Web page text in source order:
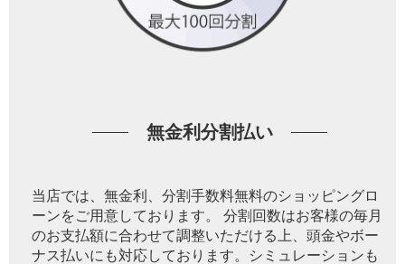
無金利分割払い
当店では、無金利、分割手数料無料のショッピングロ
ーンをご用意しております。 分割回数はお客様の毎月
のお支払額に合わせて調整いただける上、頭金やボー
ナス払いにも対応しております。シミュレーションも